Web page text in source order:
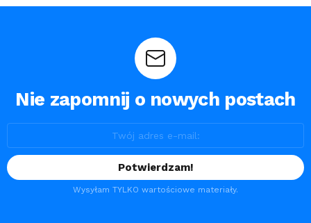
Nie zapomnij o nowych postach
Wysyłam TYLKO wartościowe materiały.